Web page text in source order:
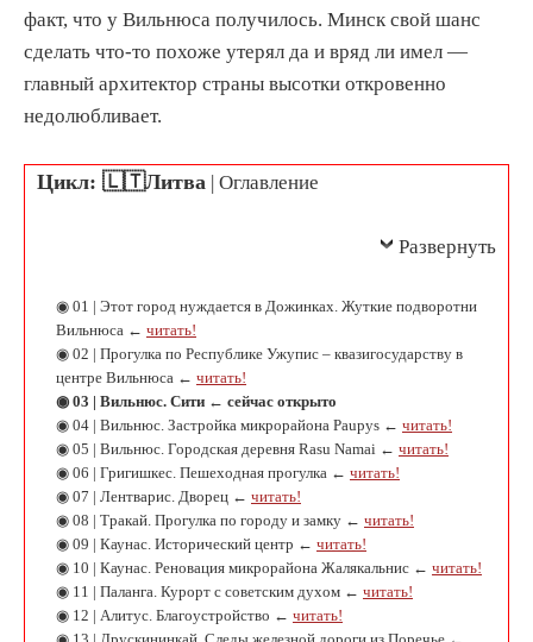
факт, что у Вильнюса получилось. Минск свой шанс
сделать что-то похоже утерял да и вряд ли имел —
главный архитектор страны высотки откровенно
недолюбливает.
Цикл: 🇱🇹Литва | Оглавление
Развернуть
◉ 01 | Этот город нуждается в Дожинках. Жуткие подворотни
Вильнюса ← читать!
◉ 02 | Прогулка по Республике Ужупис – квазигосударству в
центре Вильнюса ← читать!
◉ 03 | Вильнюс. Сити ← сейчас открыто
◉ 04 | Вильнюс. Застройка микрорайона Paupys ← читать!
◉ 05 | Вильнюс. Городская деревня Rasu Namai ← читать!
◉ 06 | Григишкес. Пешеходная прогулка ← читать!
◉ 07 | Лентварис. Дворец ← читать!
◉ 08 | Тракай. Прогулка по городу и замку ← читать!
◉ 09 | Каунас. Исторический центр ← читать!
◉ 10 | Каунас. Реновация микрорайона Жалякальнис ← читать!
◉ 11 | Паланга. Курорт с советским духом ← читать!
◉ 12 | Алитус. Благоустройство ← читать!